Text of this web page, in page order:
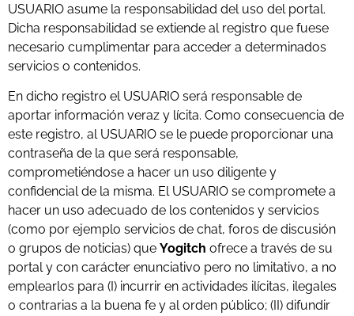
USUARIO asume la responsabilidad del uso del portal.
Dicha responsabilidad se extiende al registro que fuese
necesario cumplimentar para acceder a determinados
servicios o contenidos.
En dicho registro el USUARIO será responsable de
aportar información veraz y lícita. Como consecuencia de
este registro, al USUARIO se le puede proporcionar una
contraseña de la que será responsable,
comprometiéndose a hacer un uso diligente y
confidencial de la misma. El USUARIO se compromete a
hacer un uso adecuado de los contenidos y servicios
(como por ejemplo servicios de chat, foros de discusión
o grupos de noticias) que Yogitch ofrece a través de su
portal y con carácter enunciativo pero no limitativo, a no
emplearlos para (I) incurrir en actividades ilícitas, ilegales
o contrarias a la buena fe y al orden público; (II) difundir